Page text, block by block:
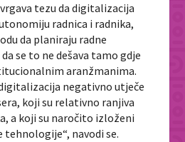
tezu da digitalizacija
radnica i radnika,
da planiraju radne
se to ne dešava tamo gdje
aranžmanima.
negativno utječe
koji su relativno ranjiva
a koji su naročito izloženi
tehnologije“, navodi se.